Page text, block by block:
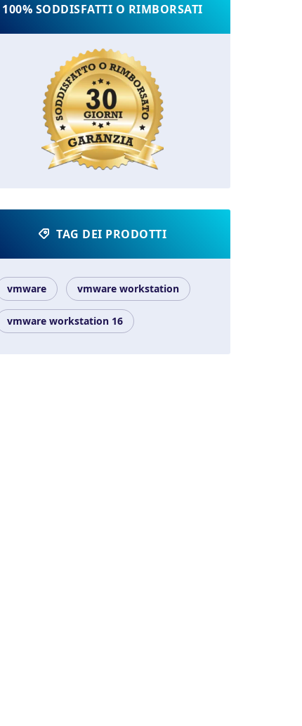
100% SODDISFATTI O RIMBORSATI
TAG DEI PRODOTTI
vmware vmware workstation
vmware workstation 16